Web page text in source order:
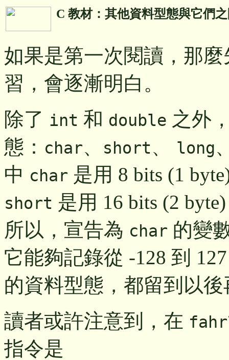
C 教材：其他資料型態與它們
如果是第一次閱讀，那
習，會逐漸明白。
除了 int 和 double 之外
態： char、 short、 long
中 char 是用 8 bits (1
short 是用 16 bits (2
所以，宣告為 char 的變
它能夠記錄從 -128 到
的資料型態，都留到以後
讀者或許注意到，在
指令是